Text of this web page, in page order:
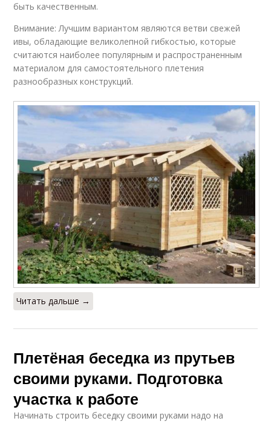
быть качественным.
Внимание: Лучшим вариантом являются ветви свежей
ивы, обладающие великолепной гибкостью, которые
считаются наиболее популярным и распространенным
материалом для самостоятельного плетения
разнообразных конструкций.
Читать дальше →
Плетёная беседка из прутьев
своими руками. Подготовка
участка к работе
Начинать строить беседку своими руками надо на